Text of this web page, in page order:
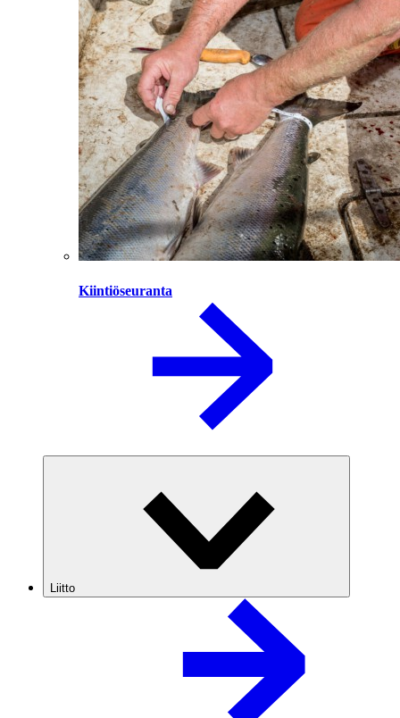
Kiintiöseuranta
Liitto